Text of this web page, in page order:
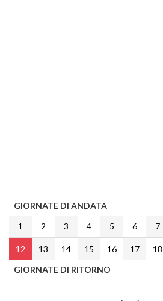
GIORNATE DI ANDATA
1
2 3 4 5 6 7
12 13 14 15 16 17 18
GIORNATE DI RITORNO